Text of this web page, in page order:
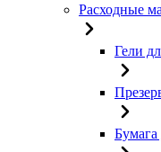
Расходные
Гели